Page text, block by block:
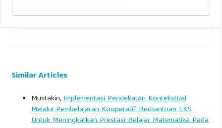
Similar Articles
Mustakin,Implementasi Pendekatan Kontekstual
Melalui Pembelajaran Kooperatif Berbantuan LKS
Untuk Meningkatkan Prestasi Belajar Matematika Pada